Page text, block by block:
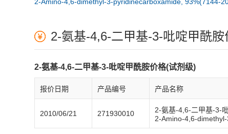
2-氨基-4,6-二甲基-3-吡啶甲酰
2-氨基-4,6-二甲基-3-吡啶甲酰胺价格(试剂级)
报价日期 产品编号 产品名称
2010/06/21 271930010
2-氨基-4,6-二甲基-3-
2-Amino-4,6-